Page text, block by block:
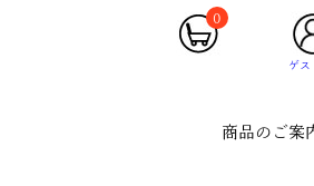
0
ゲス
商品のご案